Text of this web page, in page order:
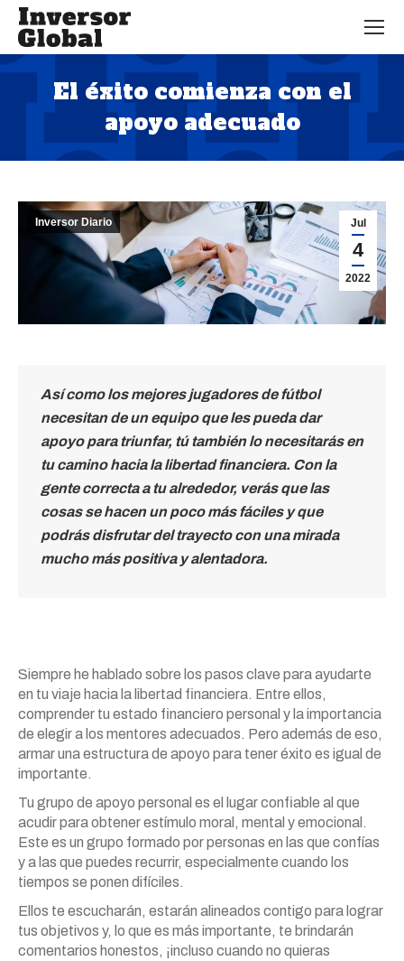
El éxito comienza con el
apoyo adecuado
Estás aquí:
Jul
4
2022
Inversor Diario
Así como los mejores jugadores de fútbol
necesitan de un equipo que les pueda dar
apoyo para triunfar, tú también lo necesitarás en
tu camino hacia la libertad financiera. Con la
gente correcta a tu alrededor, verás que las
cosas se hacen un poco más fáciles y que
podrás disfrutar del trayecto con una mirada
mucho más positiva y alentadora.
Siempre he hablado sobre los pasos clave para ayudarte
en tu viaje hacia la libertad financiera. Entre ellos,
comprender tu estado financiero personal y la importancia
de elegir a los mentores adecuados. Pero además de eso,
armar una estructura de apoyo para tener éxito es igual de
importante.
Tu grupo de apoyo personal es el lugar confiable al que
acudir para obtener estímulo moral, mental y emocional.
Este es un grupo formado por personas en las que confías
y a las que puedes recurrir, especialmente cuando los
tiempos se ponen difíciles.
Ellos te escucharán, estarán alineados contigo para lograr
tus objetivos y, lo que es más importante, te brindarán
comentarios honestos, ¡incluso cuando no quieras